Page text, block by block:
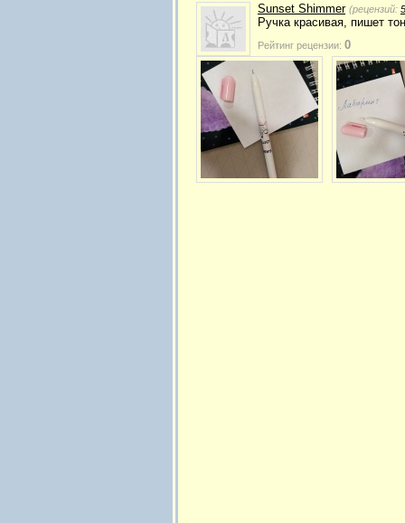
Sunset Shimmer (рецензий:
Ручка красивая, пишет
Рейтинг рецензии: 0